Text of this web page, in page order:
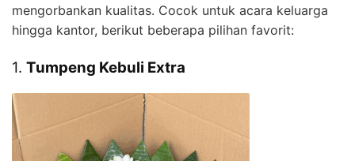
mengorbankan kualitas. Cocok untuk acara keluarga
hingga kantor, berikut beberapa pilihan favorit:
1. Tumpeng Kebuli Extra